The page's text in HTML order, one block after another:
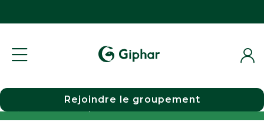
Choisir une pharmacie
Rejoindre le groupement